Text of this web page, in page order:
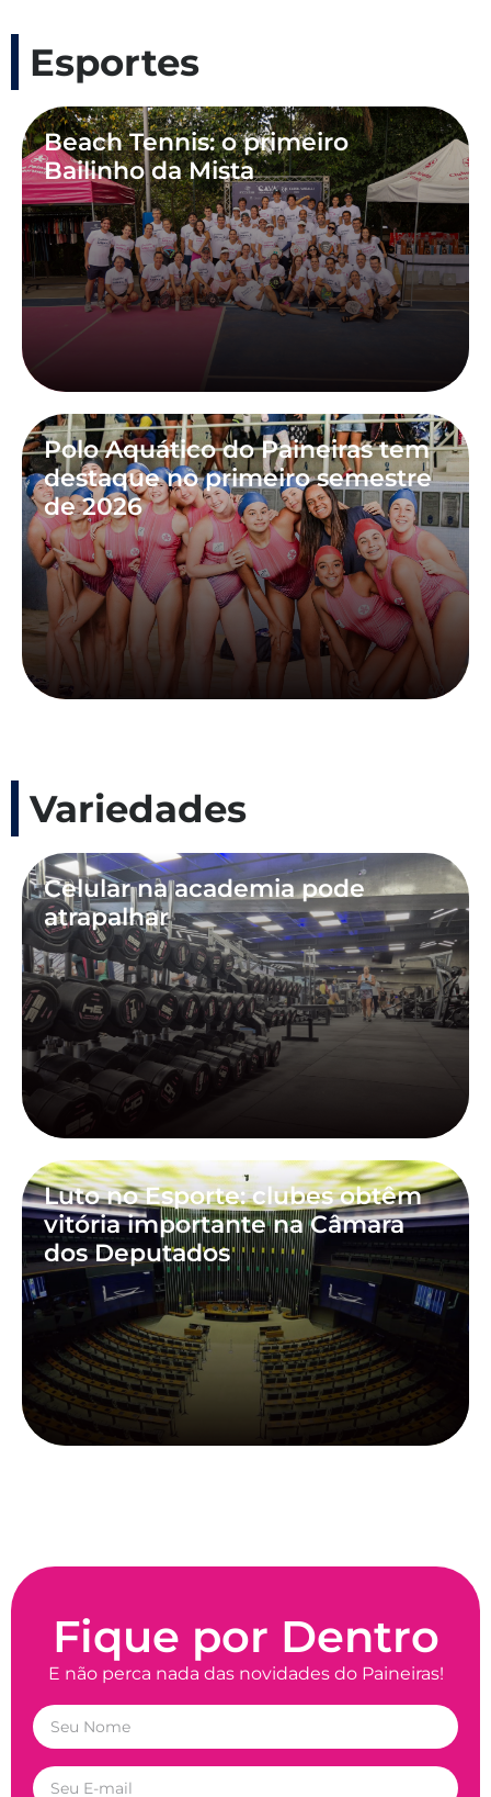
Esportes
Beach Tennis: o primeiro
Bailinho da Mista
Polo Aquático do Paineiras tem
destaque no primeiro semestre
de 2026
Variedades
Celular na academia pode
atrapalhar
Luto no Esporte: clubes obtêm
vitória importante na Câmara
dos Deputados
Fique por Dentro
E não perca nada das novidades do Paineiras!